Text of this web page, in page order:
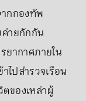
กกองทัพ
ค่ายกักกัน
ยากาศภายใน
ไปสำรวจเรือน
ของเหล่าผู้